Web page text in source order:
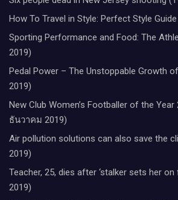
How To Travel in Style: Perfect Style
Sporting Performance and Food: The
2019)
Pedal Power – The Unstoppable Growth
2019)
New Club Women’s Footballer of the
ธันวาคม 2019)
Air pollution solutions can also save the
2019)
Teacher, 25, dies after ‘stalker sets her
2019)